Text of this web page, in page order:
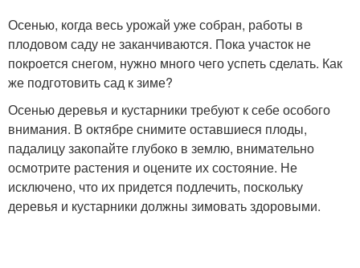
Осенью, когда весь урожай уже собран, работы в
плодовом саду не заканчиваются. Пока участок не
покроется снегом, нужно много чего успеть сделать. Как
же подготовить сад к зиме?
Осенью деревья и кустарники требуют к себе особого
внимания. В октябре снимите оставшиеся плоды,
падалицу закопайте глубоко в землю, внимательно
осмотрите растения и оцените их состояние. Не
исключено, что их придется подлечить, поскольку
деревья и кустарники должны зимовать здоровыми.